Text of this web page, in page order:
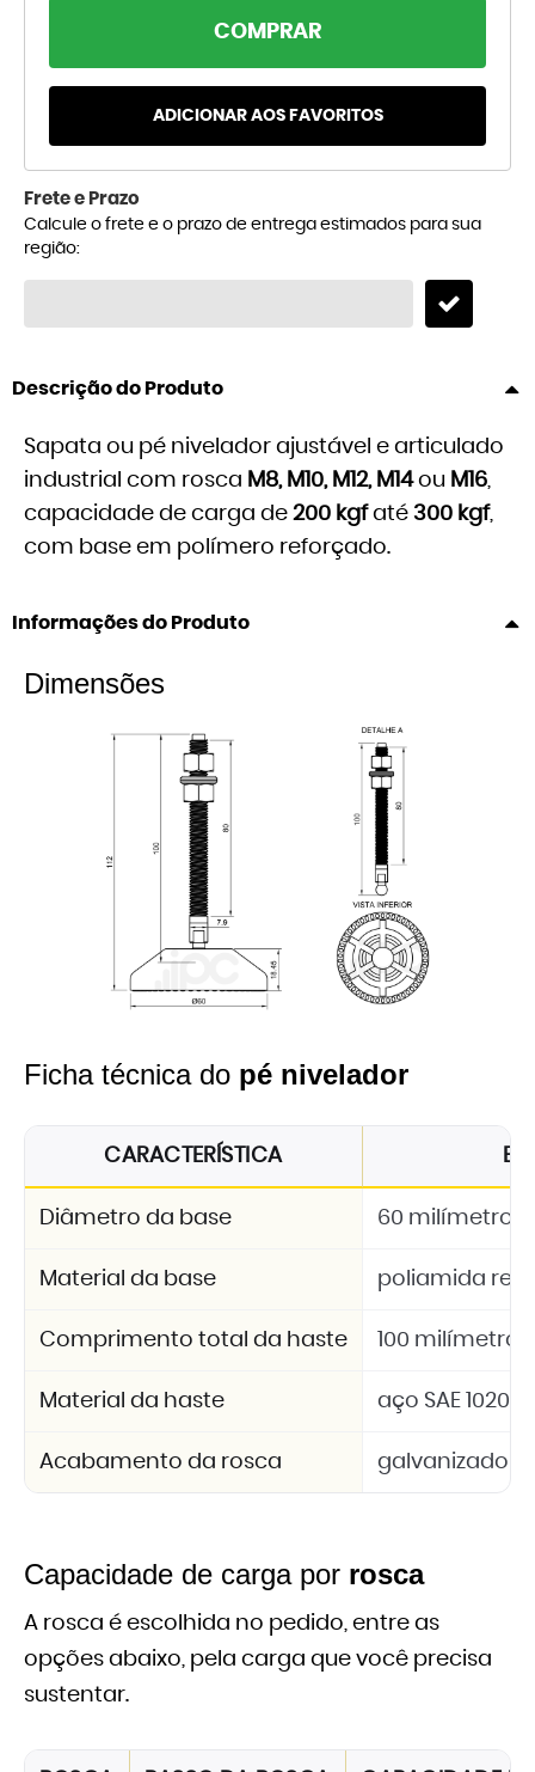
COMPRAR
ADICIONAR AOS FAVORITOS
Frete e Prazo
Calcule o frete e o prazo de entrega estimados para sua
região:
Descrição do Produto
Sapata ou pé nivelador ajustável e articulado
industrial com rosca M8, M10, M12, M14ou M16
capacidade de carga de 200 kgfaté 300 kgf,
com base em polímero reforçado.
Informações do Produto
Dimensões
Ficha técnica do pé nivelador
CARACTERÍSTICA
Diâmetro da base 60 milímetros
Material da base poliamida
Comprimento total da haste 100 milímetros
Material da haste aço SAE 1020
Acabamento da rosca galvanizado
Capacidade de carga por rosca
A rosca é escolhida no pedido, entre as
opções abaixo, pela carga que você precisa
sustentar.